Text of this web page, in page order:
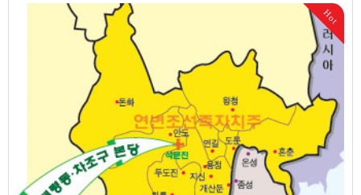
으로 사라져갔다. 명월구(明月溝, 밍웨꺼우)성당은 그…
Hot